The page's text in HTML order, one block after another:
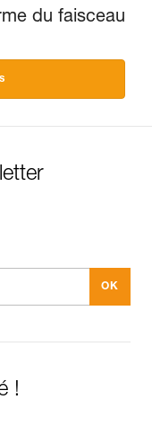
du faisceau
!